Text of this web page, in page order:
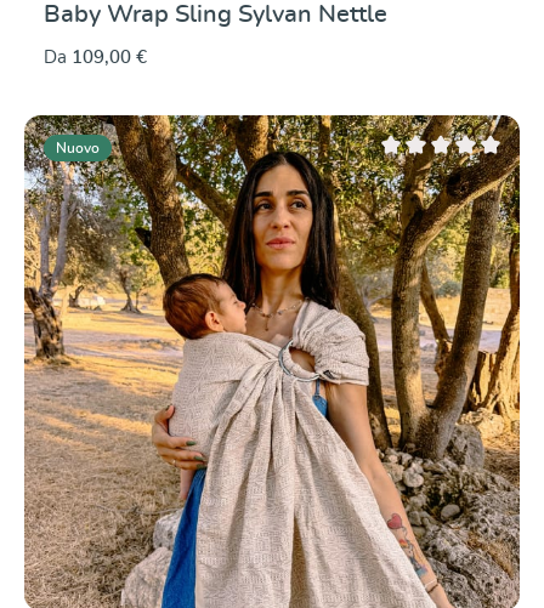
Baby Wrap Sling Sylvan Nettle
Da 109,00 €
Nuovo
Valutazione media di